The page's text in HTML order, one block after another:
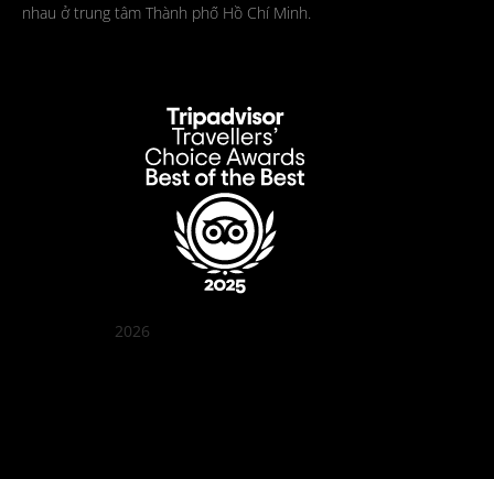
nhau ở trung tâm Thành phố Hồ Chí Minh.
2026